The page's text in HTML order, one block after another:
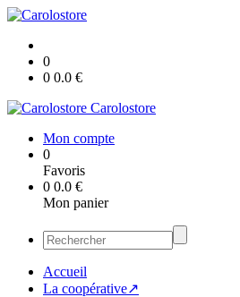
0
0 0.0 €
Carolostore
Mon compte
0
Favoris
0 0.0 €
Mon panier
Accueil
La coopérative↗